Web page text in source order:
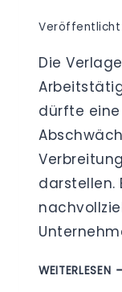
Veröffentlicht
Die
dürfte
darstellen.
WEITERLESEN